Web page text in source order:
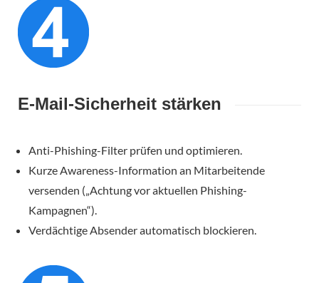
E-Mail-Sicherheit stärken
Anti-Phishing-Filter prüfen und optimieren.
Kurze Awareness-Information an Mitarbeitende
versenden („Achtung vor aktuellen Phishing-
Kampagnen“).
Verdächtige Absender automatisch blockieren.